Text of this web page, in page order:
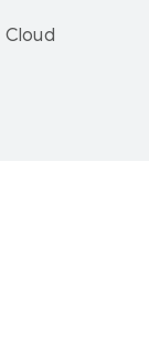
Cloud